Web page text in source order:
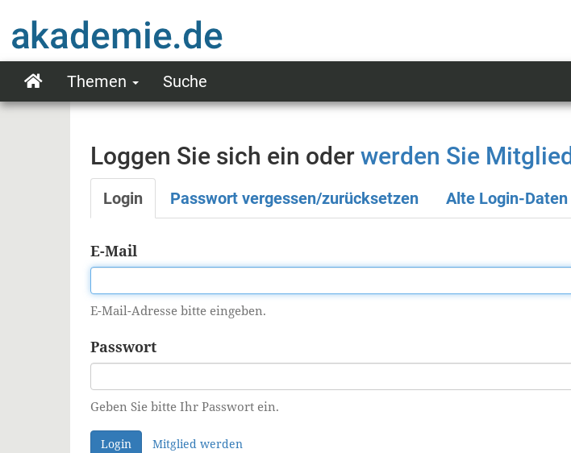
zum
Inhalt
Main
Themen Suche
Loggen Sie sich ein oder werden Sie Mitglied
Primäre
Reiter
Login Passwort vergessen/zurücksetzen Alte Login-Daten
E-Mail
E-Mail-Adresse bitte eingeben.
Passwort
Geben Sie bitte Ihr Passwort ein.
Login Mitglied werden